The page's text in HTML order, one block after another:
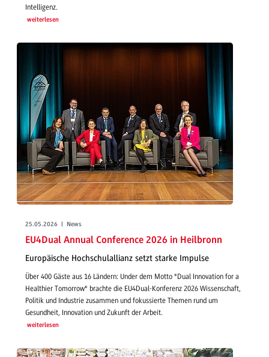
Intelligenz.
weiterlesen
25.05.2026 | News
EU4Dual Annual Conference 2026 in Heilbronn
Europäische Hochschulallianz setzt starke Impulse
Über 400 Gäste aus 16 Ländern: Under dem Motto "Dual Innovation for a
Healthier Tomorrow" brachte die EU4Dual-Konferenz 2026 Wissenschaft,
Politik und Industrie zusammen und fokussierte Themen rund um
Gesundheit, Innovation und Zukunft der Arbeit.
weiterlesen